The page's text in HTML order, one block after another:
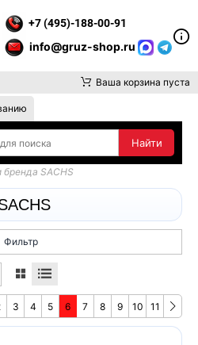
+7 (495)-188-00-91
info@gruz-shop.ru
Ваша корзина пуста
бренда SACHS
Фильтр
3 4 5 6 7 8 9 10 11